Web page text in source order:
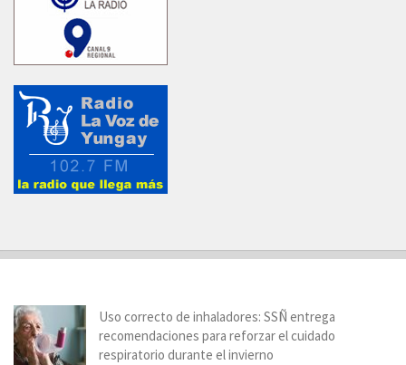
Uso correcto de inhaladores: SSÑ entrega
recomendaciones para reforzar el cuidado
respiratorio durante el invierno